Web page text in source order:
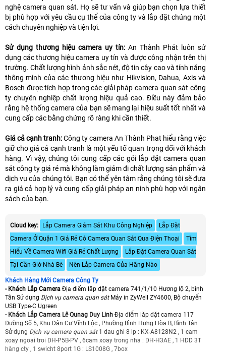
nghệ camera quan sát. Họ sẽ tư vấn và giúp bạn chọn lựa thiết
bị phù hợp với yêu cầu cụ thể của công ty và lắp đặt chúng một
cách chuyên nghiệp và tiện lợi.
Sử dụng thương hiệu camera uy tín: An Thành Phát luôn sử
dụng các thương hiệu camera uy tín và được công nhận trên thị
trường. Chất lượng hình ảnh sắc nét, độ tin cậy cao và tính năng
thông minh của các thương hiệu như Hikvision, Dahua, Axis và
Bosch được tích hợp trong các giải pháp camera quan sát công
ty chuyên nghiệp chất lượng hiệu quả cao. Điều này đảm bảo
rằng hệ thống camera của bạn sẽ mang lại hiệu suất tốt nhất và
cung cấp các bằng chứng rõ ràng khi cần thiết.
Giá cả cạnh tranh:Công ty camera An Thành Phat hiểu rằng việc
giữ cho giá cả cạnh tranh là một yếu tố quan trọng đối với khách
hàng. Vì vậy, chúng tôi cung cấp các gói lắp đặt camera quan
sát công ty giá rẻ mà không làm giảm đi chất lượng sản phẩm và
dịch vụ của chúng tôi. Bạn có thể yên tâm rằng chúng tôi sẽ đưa
ra giá cả hợp lý và cung cấp giải pháp an ninh phù hợp với ngân
sách của bạn.
Cloud key: Lắp Camera Giám Sát Khu Công Nghiệp
Lắp Đặt
Camera Ở Quận 1 Giá Rẻ Có Camera Quan Sát Qua Điện Thoại
Tìm
Hiểu Về Camera Wifi Giá Rẻ Chất Lượng
Lắp Đặt Camera Quan Sát
Tại Cần Giờ Nhà Bè
Nên Lắp Camera Của Hãng Nào
Khách Hàng Mới Camera Công Ty
- Khách Lắp Camera Địa điểm lăp đặt camera 741/1/10 Hương lộ 2, bình
Tân Sử dụng Dịch vụ camera quan sát Máy in ZyWell ZY4600, Bộ chuyển
USB Type-C Ugreen
- Khách Lắp Camera Lê Qunag Duy Linh Địa điểm lăp đặt camera 117
Đường Số 5, Khu Dân Cư Vĩnh Lộc , Phường Bình Hưng Hòa B, Bình Tân
Sử dụng Dịch vụ camera quan sát 1 dau ghi 8 ip : KX-A8128N2 , 1 cam
xoay ngoai troi DH-P5B-PV , 6cam xoay trong nha : DH-H3AE , 1 HDD 3T
hàng cty , 1 swicht 8port 1G : LS1008G , 7box